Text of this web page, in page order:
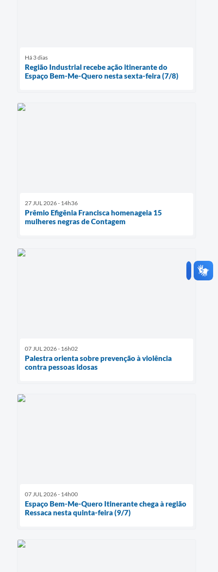
Há 3 dias
Região Industrial recebe ação itinerante do
Espaço Bem-Me-Quero nesta sexta-feira (7/8)
27 JUL 2026 - 14h36
Prêmio Efigênia Francisca homenageia 15
mulheres negras de Contagem
07 JUL 2026 - 16h02
Palestra orienta sobre prevenção à violência
contra pessoas idosas
07 JUL 2026 - 14h00
Espaço Bem-Me-Quero Itinerante chega à região
Ressaca nesta quinta-feira (9/7)